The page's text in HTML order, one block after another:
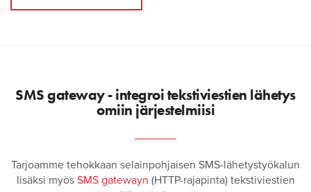
SMS gateway - integroi tekstiviestien lähetys
omiin järjestelmiisi
Tarjoamme tehokkaan selainpohjaisen SMS-lähetystyökalun
lisäksi myös SMS gatewayn (HTTP-rajapinta) tekstiviestien